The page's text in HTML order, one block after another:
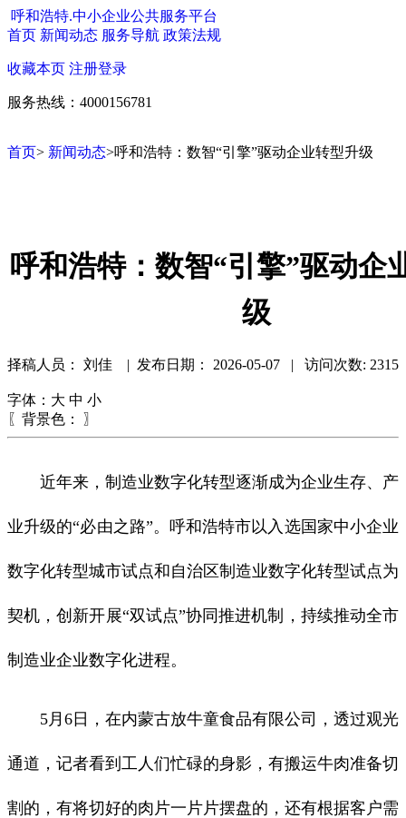
呼和浩特.中小企业公共服务平台
首页 新闻动态 服务导航 政策法规
收藏本页 注册登录
服务热线：4000156781
首页> 新闻动态>呼和浩特：数智“引擎”驱动企业转型升级
呼和浩特：数智“引擎”驱动企
级
择稿人员： 刘佳 | 发布日期： 2026-05-07 | 访问次数: 2315
字体： 大 中 小
〖背景色： 〗
近年来，制造业数字化转型逐渐成为企业生存、产
业升级的“必由之路”。呼和浩特市以入选国家中小企业
数字化转型城市试点和自治区制造业数字化转型试点为
契机，创新开展“双试点”协同推进机制，持续推动全市
制造业企业数字化进程。
5月6日，在内蒙古放牛童食品有限公司，透过观光
通道，记者看到工人们忙碌的身影，有搬运牛肉准备切
割的，有将切好的肉片一片片摆盘的，还有根据客户需